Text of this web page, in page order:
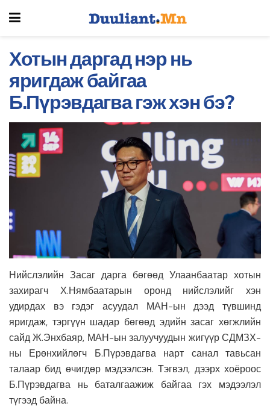
Хотын даргад нэр нь
яригдаж байгаа
Б.Пүрэвдагва гэж хэн бэ?
Нийслэлийн Засаг дарга бөгөөд Улаанбаатар хотын
захирагч Х.Нямбаатарын оронд нийслэлийг хэн
удирдах вэ гэдэг асуудал МАН-ын дээд түвшинд
яригдаж, тэргүүн шадар бөгөөд эдийн засаг хөгжлийн
сайд Ж.Энхбаяр, МАН-ын залуучуудын жигүүр СДМЗХ-
ны Ерөнхийлөгч Б.Пүрэвдагва нарт санал тавьсан
талаар бид өчигдөр мэдээлсэн. Тэгвэл, дээрх хоёроос
Б.Пүрэвдагва нь баталгаажиж байгаа гэх мэдээлэл
түгээд байна.